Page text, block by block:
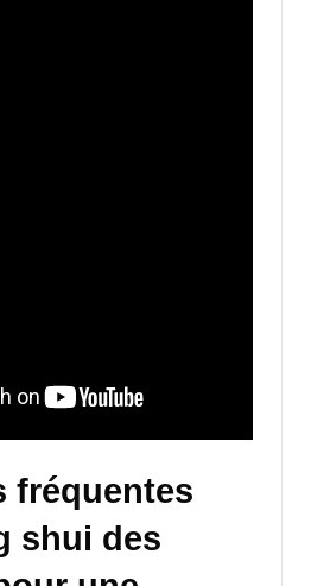
fréquentes
shui des